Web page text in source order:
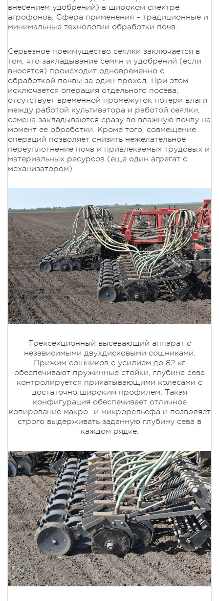
внесением удобрений) в широком спектре
агрофонов. Сфера применения – традиционные и
минимальные технологии обработки почв.
Серьезное преимущество сеялки заключается в
том, что закладывание семян и удобрений (если
вносятся) происходит одновременно с
обработкой почвы за один проход. При этом
исключается операция отдельного посева,
отсутствует временной промежуток потери влаги
между работой культиватора и работой сеялки,
семена закладываются сразу во влажную почву на
момент ее обработки. Кроме того, совмещение
операций позволяет снизить нежелательное
переуплотнение почв и привлекаемых трудовых и
материальных ресурсов (еще один агрегат с
механизатором).
Трехсекционный высевающий аппарат с
независимыми двухдисковыми сошниками.
Прижим сошников с усилием до 82 кг
обеспечивают пружинные стойки, глубина сева
контролируется прикатывающими колесами с
достаточно широким профилем. Такая
конфигурация обеспечивает отличное
копирование макро- и микрорельефа и позволяет
строго выдерживать заданную глубину сева в
каждом рядке.